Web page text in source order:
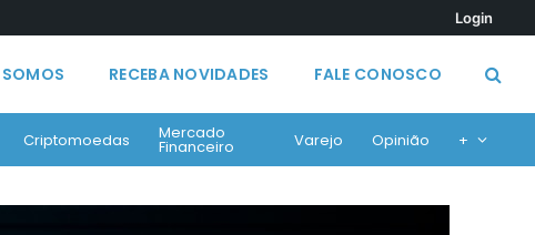
Login
RECEBA NOVIDADES FALE CONOSCO
Criptomoedas Mercado
Financeiro Varejo Opinião +